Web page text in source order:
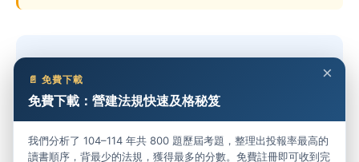
免費開始練習 →
×
📄 免費下載
免費下載：營建法規快速及格秘笈
我們分析了 104–114 年共 800 題歷屆考題，整理出投報率最高的
讀書順序，背最少的法規，獲得最多的分數。免費註冊即可收到完